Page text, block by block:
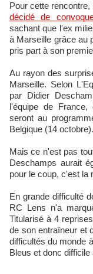
Pour cette
décidé de
sachant que l'ex
à Marseille grâce au
pris part à son
Au rayon des
Marseille. Selon
par Didier
l'équipe de
seront au
Belgique (14 octobre).
Mais ce n'est pas
Deschamps aurait
pour le coup, c'est la
En grande difficulté
RC Lens n'a
Titularisé à 4
de son entraîneur et
difficultés du monde
Bleus et donc difficile